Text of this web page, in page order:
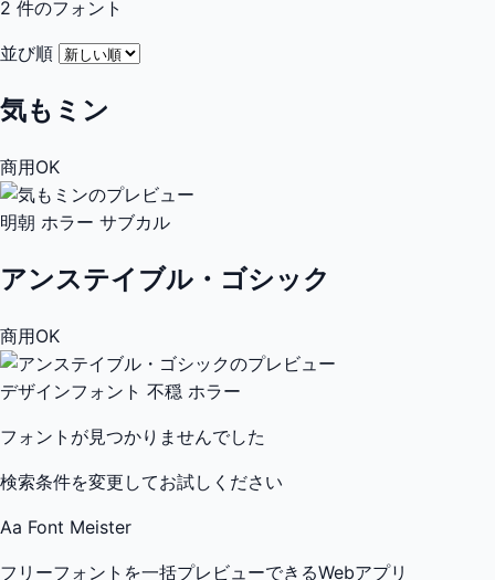
2 件のフォント
並び順
気もミン
商用OK
明朝 ホラー サブカル
アンステイブル・ゴシック
商用OK
デザインフォント 不穏 ホラー
フォントが見つかりませんでした
検索条件を変更してお試しください
Aa Font Meister
フリーフォントを一括プレビューできるWebアプリ